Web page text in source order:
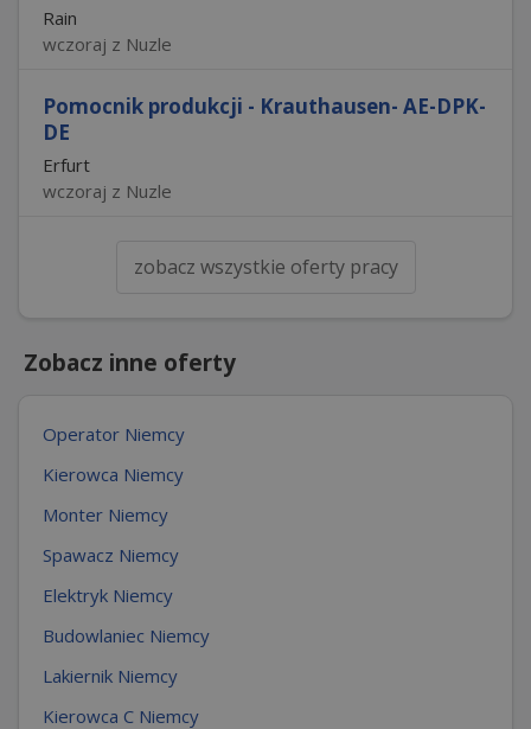
Rain
wczoraj z Nuzle
Pomocnik produkcji - Krauthausen- AE-DPK-
DE
Erfurt
wczoraj z Nuzle
zobacz wszystkie oferty pracy
Zobacz inne oferty
Operator Niemcy
Kierowca Niemcy
Monter Niemcy
Spawacz Niemcy
Elektryk Niemcy
Budowlaniec Niemcy
Lakiernik Niemcy
Kierowca C Niemcy